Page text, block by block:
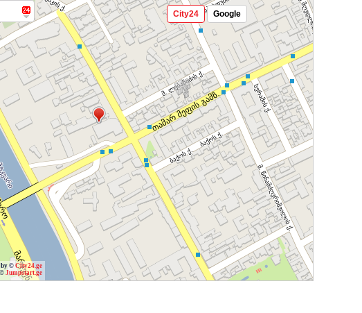
by ©City24.ge
Jumpstart.ge
City24 Google